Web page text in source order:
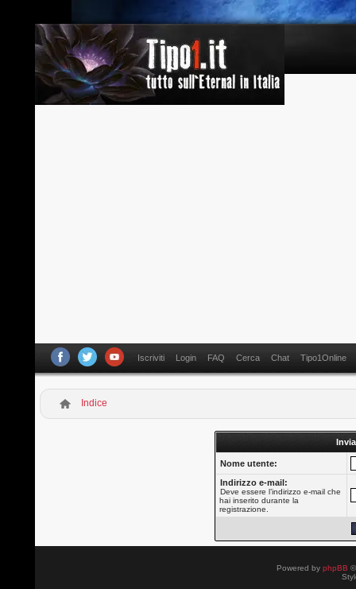
Iscriviti Login FAQ Cerca Chat Tipo1Online
Indice
Nome utente:
Indirizzo e-mail:
Deve essere l’indirizzo e-mail che
hai inserito durante la
registrazione.
Powered by phpBB